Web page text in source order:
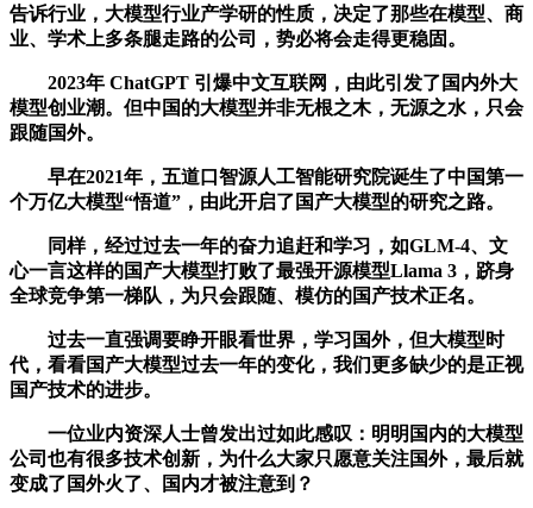
告诉行业，大模型行业产学研的性质，决定了那些在模型、商
业、学术上多条腿走路的公司，势必将会走得更稳固。
2023年 ChatGPT 引爆中文互联网，由此引发了国内外大
模型创业潮。但中国的大模型并非无根之木，无源之水，只会
跟随国外。
早在2021年，五道口智源人工智能研究院诞生了中国第一
个万亿大模型“悟道”，由此开启了国产大模型的研究之路。
同样，经过过去一年的奋力追赶和学习，如GLM-4、文
心一言这样的国产大模型打败了最强开源模型Llama 3，跻身
全球竞争第一梯队，为只会跟随、模仿的国产技术正名。
过去一直强调要睁开眼看世界，学习国外，但大模型时
代，看看国产大模型过去一年的变化，我们更多缺少的是正视
国产技术的进步。
一位业内资深人士曾发出过如此感叹：明明国内的大模型
公司也有很多技术创新，为什么大家只愿意关注国外，最后就
变成了国外火了、国内才被注意到？